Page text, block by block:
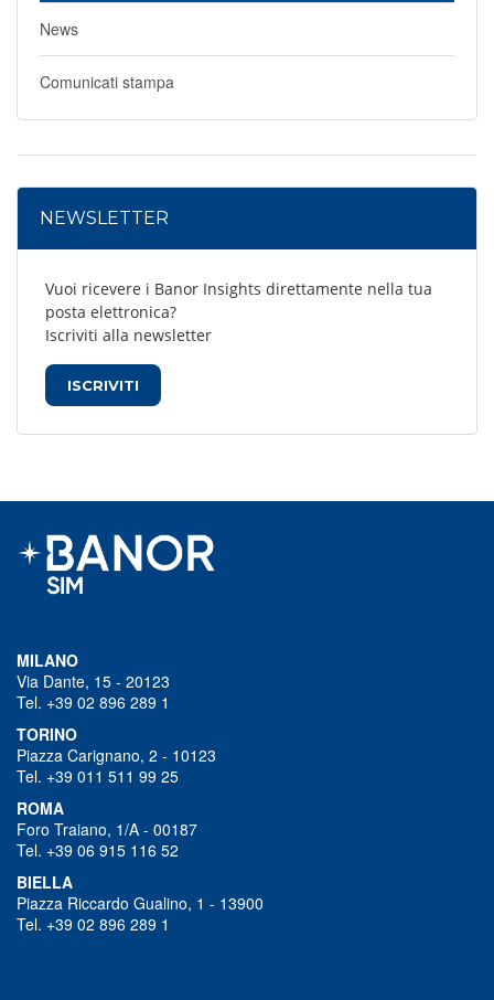
News
Comunicati stampa
NEWSLETTER
Vuoi ricevere i Banor Insights direttamente nella tua
posta elettronica?
Iscriviti alla newsletter
ISCRIVITI
MILANO
Via Dante, 15 - 20123
Tel. +39 02 896 289 1
TORINO
Piazza Carignano, 2 - 10123
Tel. +39 011 511 99 25
ROMA
Foro Traiano, 1/A - 00187
Tel. +39 06 915 116 52
BIELLA
Piazza Riccardo Gualino, 1 - 13900
Tel. +39 02 896 289 1